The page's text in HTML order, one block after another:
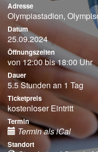
Adresse
Olympiastadion,
Datum
25.09.2024
Öffnungszeiten
von 12:00 bis 18:00 Uhr
Dauer
5.5 Stunden an 1 Tag
Ticketpreis
kostenloser Eintritt
Termin
Termin als iCal
Standort